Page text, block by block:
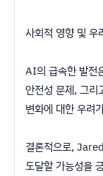
사회적 영향 및 우
AI의 급속한 발전
안전성 문제, 그리
변화에 대한 우려
결론적으로,
도달할 가능성을